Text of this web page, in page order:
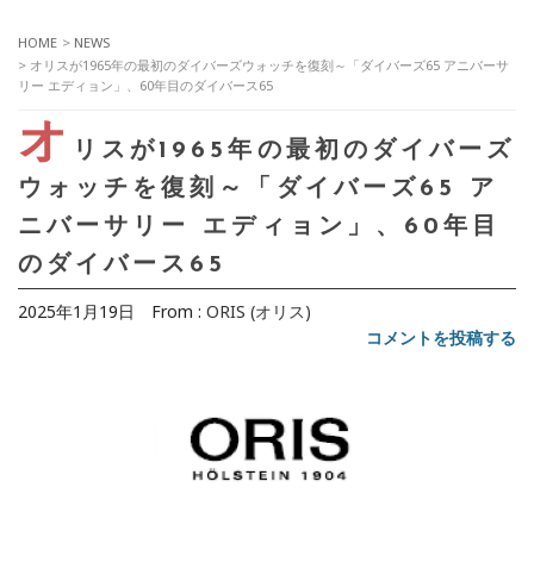
HOME > NEWS
> オリスが1965年の最初のダイバーズウォッチを復刻～「ダイバーズ65 アニバーサ
リー エディョン」、60年目のダイバース65
オ リスが1965年の最初のダイバーズ
ウォッチを復刻～「ダイバーズ65 ア
ニバーサリー エディョン」、60年目
のダイバース65
2025年1月19日 From : ORIS (オリス)
コメントを投稿する